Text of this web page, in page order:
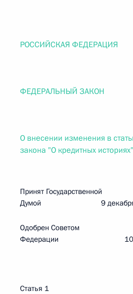
РОССИЙСКАЯ ФЕДЕРАЦИЯ
ФЕДЕРАЛЬНЫЙ ЗАКОН
О внесении изменения в
закона "О кредитных историях"
Принят Государственной
Думой 9 декабря
Одобрен Советом
Федерации 10
Статья 1